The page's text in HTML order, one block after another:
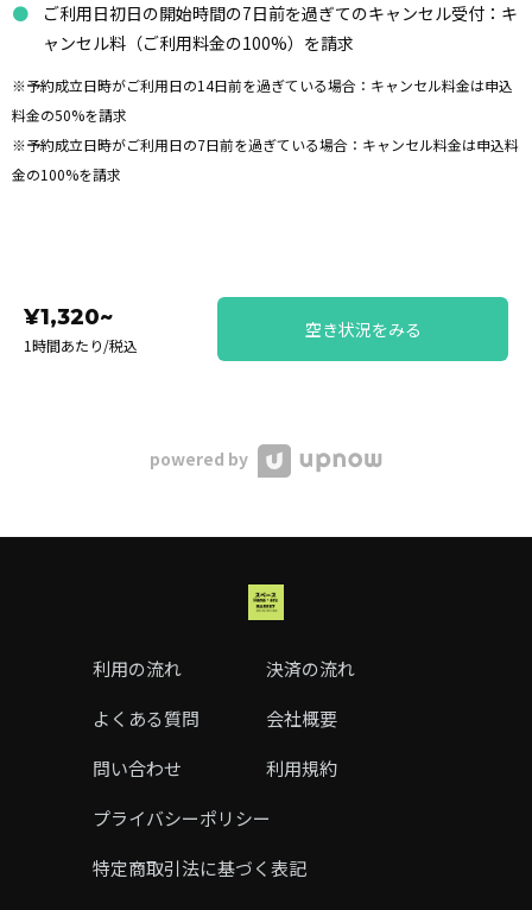
ご利用日初日の開始時間の7日前を過ぎてのキャンセル受付：キ
ャンセル料（ご利用料金の100%）を請求
※予約成立日時がご利用日の14日前を過ぎている場合：キャンセル料金は申込
料金の50%を請求
※予約成立日時がご利用日の7日前を過ぎている場合：キャンセル料金は申込料
金の100%を請求
¥1,320~
1時間あたり/税込
空き状況をみる
powered by
利用の流れ
決済の流れ
よくある質問
会社概要
問い合わせ
利用規約
プライバシーポリシー
特定商取引法に基づく表記